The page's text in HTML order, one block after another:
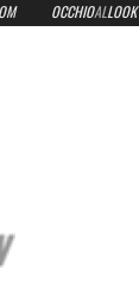
OCCHIOALLOOK